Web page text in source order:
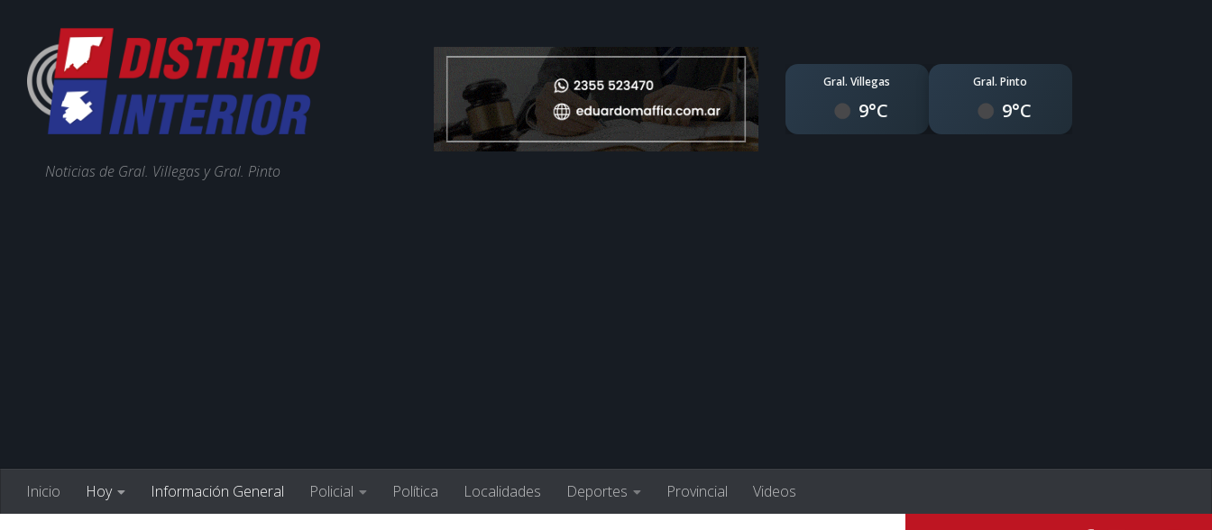
Noticias de Gral. Villegas y Gral. Pinto
Gral. Villegas
9°C
Gral. Pinto
9°C
Inicio Hoy Información General Policial Política Localidades Deportes Provincial Videos